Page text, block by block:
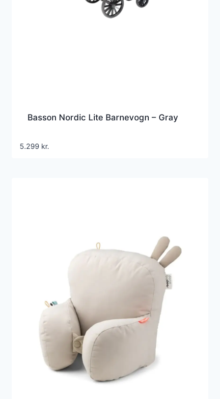
Basson Nordic Lite Barnevogn – Gray
5.299 kr.